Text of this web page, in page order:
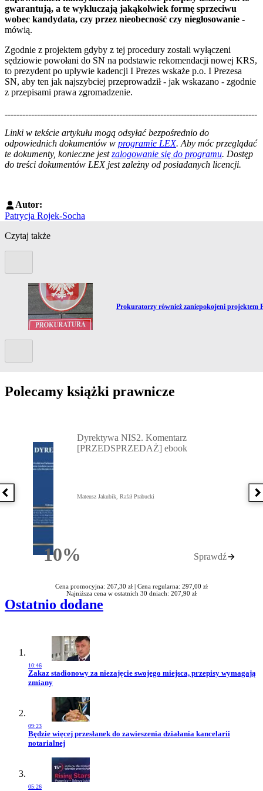
gwarantują, a te wykluczają jakąkolwiek formę sprzeciwu
wobec kandydata, czy przez nieobecność czy niegłosowanie -
mówią.
Zgodnie z projektem gdyby z tej procedury zostali wyłączeni
sędziowie powołani do SN na podstawie rekomendacji nowej KRS,
to prezydent po upływie kadencji I Prezes wskaże p.o. I Prezesa
SN, aby ten jak najszybciej przeprowadził - jak wskazano - zgodnie
z przepisami prawa zgromadzenie.
--------------------------------------------------------------------------------------
Linki w tekście artykułu mogą odsyłać bezpośrednio do
odpowiednich dokumentów w programie LEX. Aby móc przeglądać
te dokumenty, konieczne jestzalogowanie się do programu. Dostęp
do treści dokumentów LEX jest zależny od posiadanych licencji.
Autor:
Patrycja Rojek-Socha
Czytaj także
Przejdź do artykułu:
Prokuratorzy również zaniepokojeni projektem
Polecamy książki prawnicze
Poprzednia książka
10%Rabatu
Dyrektywa NIS2. Komentarz
[PRZEDSPRZEDAŻ] ebook
Mateusz Jakubik, Rafał Prabucki
Sprawdź
Cena promocyjna: 267,30 zł | Cena regularna: 297,00 zł
Najniższa cena w ostatnich 30 dniach: 207,90 zł
Ostatnio dodane
10:46
Przejdź do artykułu:
Zakaz stadionowy za niezajęcie swojego miejsca, przepisy wymagają
zmiany
09:23
Przejdź do artykułu:
Będzie więcej przesłanek do zawieszenia działania kancelarii
notarialnej
05:26